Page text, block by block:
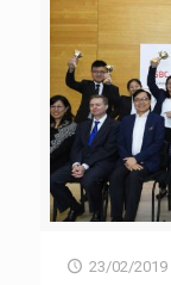
23/02/2019